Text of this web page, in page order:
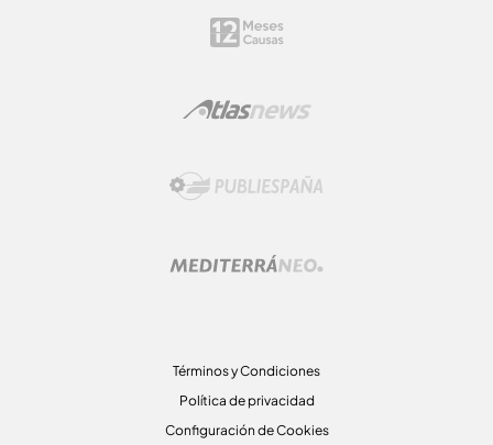
Términos y Condiciones
Política de privacidad
Configuración de Cookies